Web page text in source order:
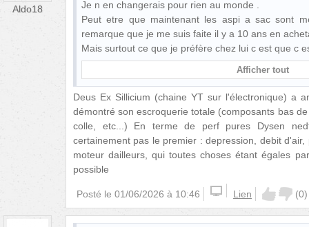
Aldo18
Je n en changerais pour rien au monde .
Peut etre que maintenant les aspi a sac sont
remarque que je me suis faite il y a 10 ans en
Mais surtout ce que je préfère chez lui c est que c
Afficher tout
Deus Ex Sillicium (chaine YT sur l'électronique) a
démontré son escroquerie totale (composants bas
colle, etc...) En terme de perf pures Dysen
certainement pas le premier : depression, debit
moteur dailleurs, qui toutes choses étant égales
possible
Posté le 01/06/2026 à 10:46 Lien (0)